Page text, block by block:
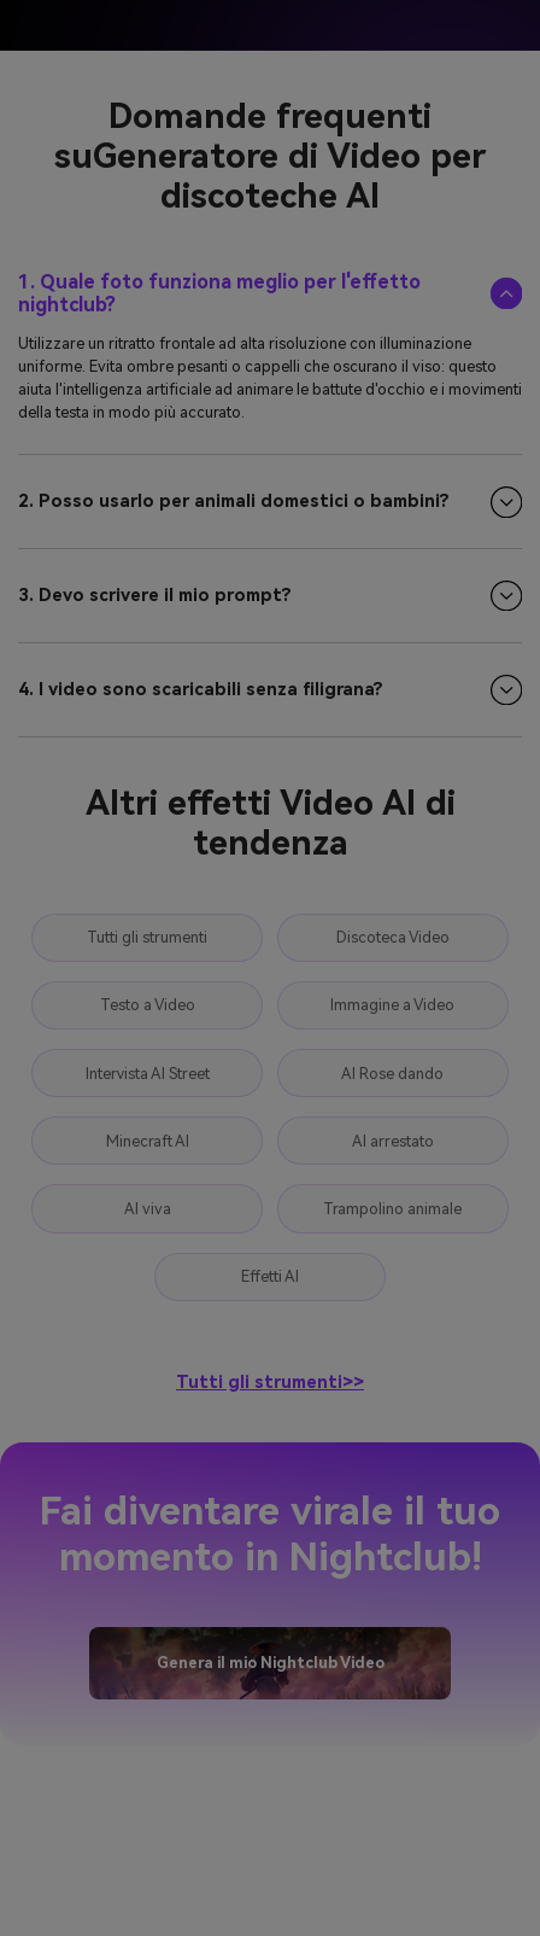
Domande frequenti
suGeneratore di Video per
discoteche AI
1. Quale foto funziona meglio per l'effetto
nightclub?
Utilizzare un ritratto frontale ad alta risoluzione con illuminazione
uniforme. Evita ombre pesanti o cappelli che oscurano il viso: questo
aiuta l'intelligenza artificiale ad animare le battute d'occhio e i movimenti
della testa in modo più accurato.
2. Posso usarlo per animali domestici o bambini?
3. Devo scrivere il mio prompt?
4. I video sono scaricabili senza filigrana?
Altri effetti Video AI di
tendenza
Tutti gli strumenti Discoteca Video
Testo a Video Immagine a Video
Intervista AI Street AI Rose dando
Minecraft AI AI arrestato
AI viva Trampolino animale
Effetti AI
Tutti gli strumenti>>
Fai diventare virale il tuo
momento in Nightclub!
Genera il mio Nightclub Video